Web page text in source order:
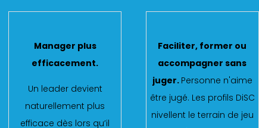
Manager plus
efficacement.
Un leader devient
naturellement plus
efficace dès lors qu’il
Faciliter, former ou
accompagner sans
juger. Personne n'aime
être jugé. Les profils DiSC
nivellent le terrain de jeu